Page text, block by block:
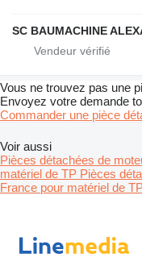
SC BAUMACHINE
Vous ne trouvez pas une
Envoyez votre demande
Commander une pièce
Voir aussi
Pièces détachées de
matériel de TP Pièces
France pour matériel de